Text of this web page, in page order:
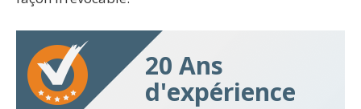
20 Ans
d'expérience